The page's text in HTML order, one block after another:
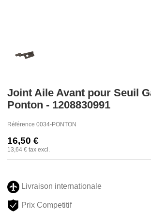
Joint Aile Avant pour Seuil
Ponton - 1208830991
Référence 0034-PONTON
16,50 €
13,64 € tax excl.
Livraison internationale
Prix Competitif